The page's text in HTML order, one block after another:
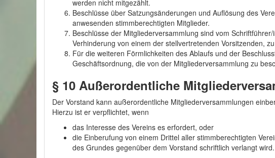
werden nicht mitgezählt.
Beschlüsse über Satzungsänderungen und Auflösung des
anwesenden stimmberechtigten Mitglieder.
Beschlüsse der Mitgliederversammlung sind vom
Verhinderung von einem der stellvertretenden Vorsitzenden,
Für die weiteren Förmlichkeiten des Ablaufs und der
Geschäftsordnung, die von der Mitgliederversammlung zu
§ 10 Außerordentliche
Der Vorstand kann außerordentliche Mitgliederversammlungen
Hierzu ist er verpflichtet, wenn
das Interesse des Vereins es erfordert, oder
die Einberufung von einem Drittel aller stimmberechtigten
des Grundes gegenüber dem Vorstand schriftlich verlangt wird.